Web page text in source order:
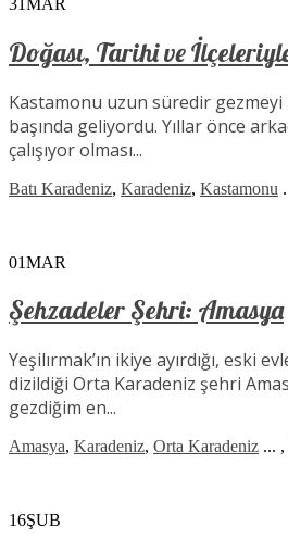
Doğası, Tarihi ve
Kastamonu uzun süredir
başında geliyordu. Yıllar önce
çalışıyor olması...
Batı Karadeniz, Karadeniz, Kastamonu
01MAR
Şehzadeler Şehri: Amasya
Yeşilırmak’ın ikiye ayırdığı, eski
dizildiği Orta Karadeniz şehri
gezdiğim en...
Amasya, Karadeniz, Orta Karadeniz ... ,
16ŞUB